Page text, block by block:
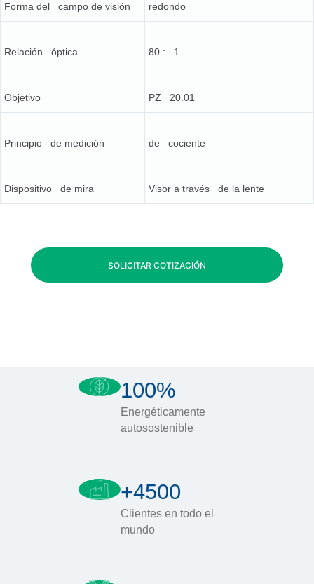
Forma del campo de visión redondo
Relación óptica 80 : 1
Objetivo PZ 20.01
Principio de medición de cociente
Dispositivo de mira Visor a través de la lente
SOLICITAR COTIZACIÓN
100%
Energéticamente
autosostenible
+4500
Clientes en todo el
mundo